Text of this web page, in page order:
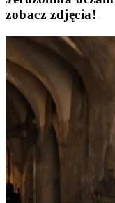
zobacz zdjęcia!